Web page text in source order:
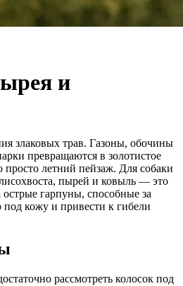
и
злаковых трав. Газоны, обочины
превращаются в золотистое
просто летний пейзаж. Для собаки
пырей и ковыль — это
гарпуны, способные за
под кожу и привести к гибели
рассмотреть колосок под